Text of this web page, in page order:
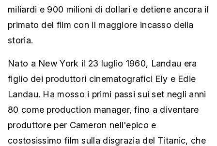
miliardi e 900 milioni di dollari e detiene ancora il
primato del film con il maggiore incasso della
storia.
Nato a New York il 23 luglio 1960, Landau era
figlio dei produttori cinematografici Ely e Edie
Landau. Ha mosso i primi passi sui set negli anni
80 come production manager, fino a diventare
produttore per Cameron nell'epico e
costosissimo film sulla disgrazia del Titanic, che